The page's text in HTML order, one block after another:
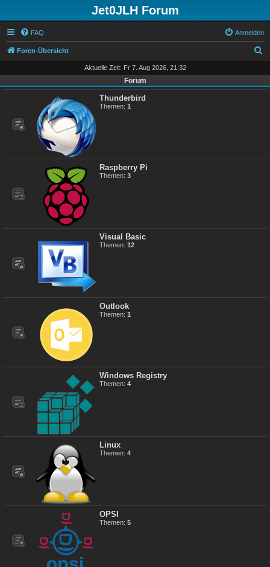
Jet0JLH Forum
FAQ Anmelden
Foren-Übersicht
Aktuelle Zeit: Fr 7. Aug 2026, 21:32
Forum
Thunderbird
Themen: 1
Raspberry Pi
Themen: 3
Visual Basic
Themen: 12
Outlook
Themen: 1
Windows Registry
Themen: 4
Linux
Themen: 4
OPSI
Themen: 5